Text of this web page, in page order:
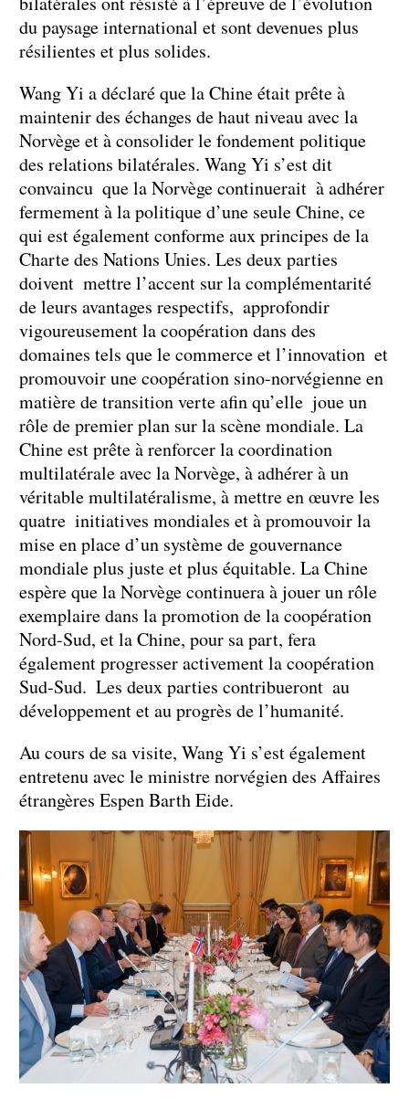
du paysage international et sont devenues plus
résilientes et plus solides.
Wang Yi a déclaré que la Chine était prête à
maintenir des échanges de haut niveau avec la
Norvège et à consolider le fondement politique
des relations bilatérales. Wang Yi s’est dit
convaincu que la Norvège continuerait à adhérer
fermement à la politique d’une seule Chine, ce
qui est également conforme aux principes de la
Charte des Nations Unies. Les deux parties
doivent mettre l’accent sur la complémentarité
de leurs avantages respectifs, approfondir
vigoureusement la coopération dans des
domaines tels que le commerce et l’innovation et
promouvoir une coopération sino-norvégienne en
matière de transition verte afin qu’elle joue un
rôle de premier plan sur la scène mondiale. La
Chine est prête à renforcer la coordination
multilatérale avec la Norvège, à adhérer à un
véritable multilatéralisme, à mettre en œuvre les
quatre initiatives mondiales et à promouvoir la
mise en place d’un système de gouvernance
mondiale plus juste et plus équitable. La Chine
espère que la Norvège continuera à jouer un rôle
exemplaire dans la promotion de la coopération
Nord-Sud, et la Chine, pour sa part, fera
également progresser activement la coopération
Sud-Sud. Les deux parties contribueront au
développement et au progrès de l’humanité.
Au cours de sa visite, Wang Yi s’est également
entretenu avec le ministre norvégien des Affaires
étrangères Espen Barth Eide.